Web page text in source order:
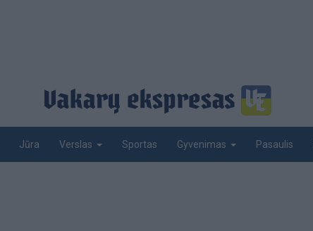
Jūra Verslas Sportas Gyvenimas Pasaulis